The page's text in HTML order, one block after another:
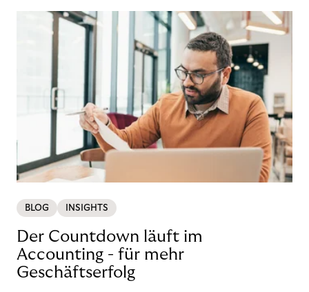
BLOG INSIGHTS
Der Countdown läuft im
Accounting - für mehr
Geschäftserfolg